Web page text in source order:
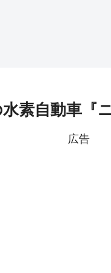
素自動車『
広告